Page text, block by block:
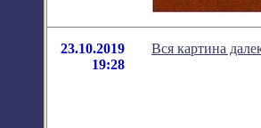
23.10.2019
19:28
Вся картина